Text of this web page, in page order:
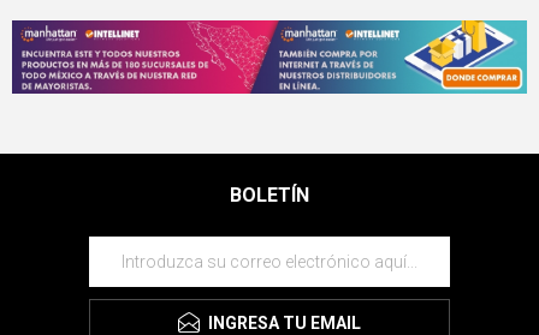
BOLETÍN
INGRESA TU EMAIL